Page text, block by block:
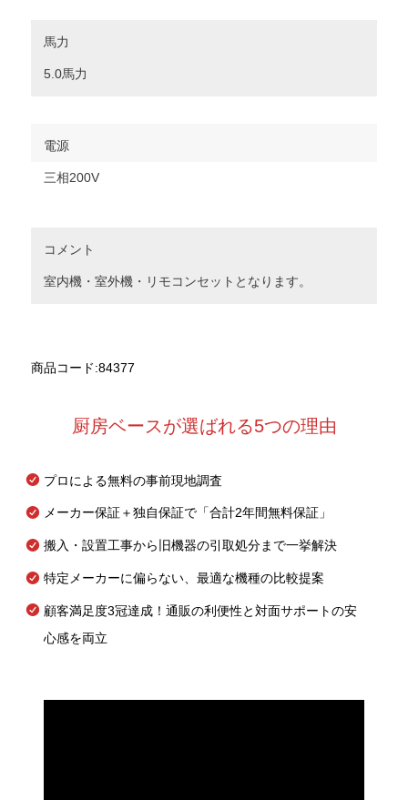
馬力
5.0馬力
電源
三相200V
コメント
室内機・室外機・リモコンセットとなります。
商品コード:84377
厨房ベースが選ばれる5つの理由
プロによる無料の事前現地調査
メーカー保証＋独自保証で「合計2年間無料保証」
搬入・設置工事から旧機器の引取処分まで一挙解決
特定メーカーに偏らない、最適な機種の比較提案
顧客満足度3冠達成！通販の利便性と対面サポートの安
心感を両立